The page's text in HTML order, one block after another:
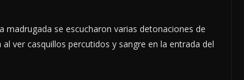
madrugada se escucharon varias detonaciones de
ver casquillos percutidos y sangre en la entrada del